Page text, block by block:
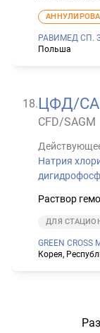
РАВИМЕД СП.
Польша
18.ЦФД/
CFD/SAGM
Натрия
Раствор
ДЛЯ
GREEN CROSS
Корея,